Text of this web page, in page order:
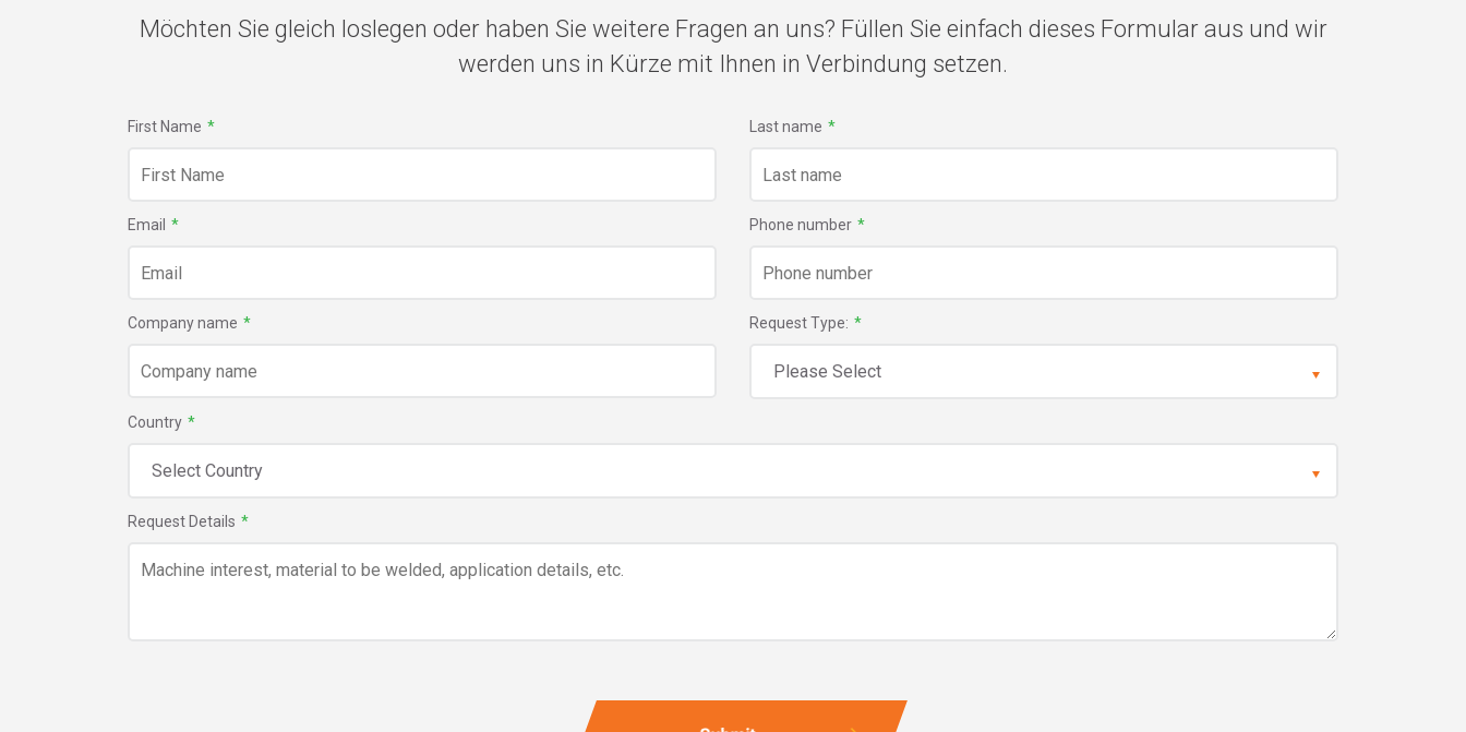
Möchten Sie gleich loslegen oder haben Sie weitere Fragen an uns? Füllen Sie einfach dieses Formular aus und wir
werden uns in Kürze mit Ihnen in Verbindung setzen.
First Name * Last name *
Email * Phone number *
Company name * Request Type: *
Country *
Request Details *